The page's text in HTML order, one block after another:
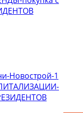
Новострой-1